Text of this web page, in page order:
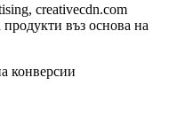
creativecdn.com
въз основа на
конверсии